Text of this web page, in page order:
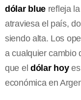
dólar blue refleja
atraviesa el país,
siendo alta. Los
a cualquier cambio
que el dólar hoyes
económica en